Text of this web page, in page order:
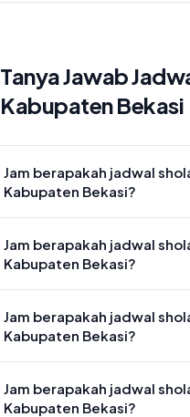
Tanya Jawab
Kabupaten Bekasi
Jam berapakah jadwal
Kabupaten Bekasi?
Jam berapakah jadwal
Kabupaten Bekasi?
Jam berapakah jadwal
Kabupaten Bekasi?
Jam berapakah jadwal
Kabupaten Bekasi?